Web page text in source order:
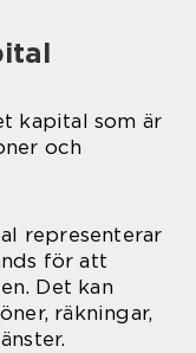
kapital som är
och
representerar
för att
Det kan
räkningar,